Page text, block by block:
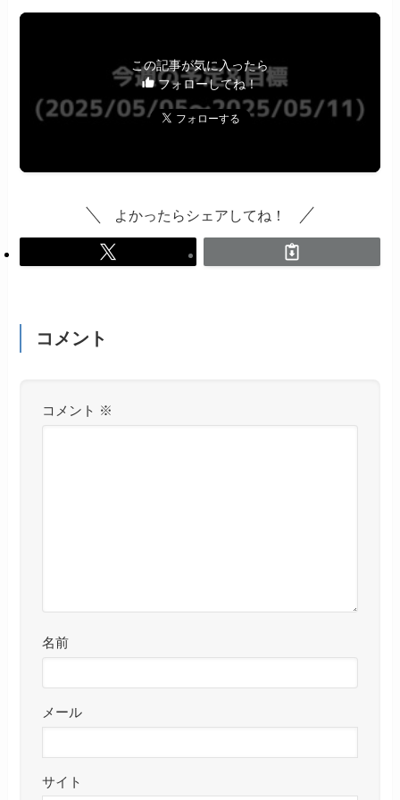
この記事が気に入ったら
フォローしてね！
よかったらシェアしてね！
コメント
コメント ※
名前
メール
サイト